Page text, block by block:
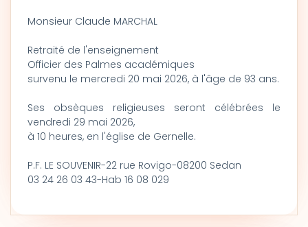
Monsieur Claude MARCHAL
Retraité de l'enseignement
Officier des Palmes académiques
survenu le mercredi 20 mai 2026, à l'âge de 93 ans.
Ses obsèques religieuses seront célébrées le
vendredi 29 mai 2026,
à 10 heures, en l'église de Gernelle.
P.F. LE SOUVENIR-22 rue Rovigo-08200 Sedan
03 24 26 03 43-Hab 16 08 029